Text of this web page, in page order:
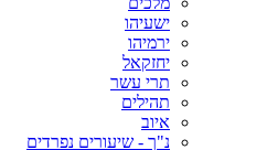
ישעיהו
ירמיהו
יחזקאל
תרי עשר
תהילים
איוב
נ"ך - שיעורים נפרדים